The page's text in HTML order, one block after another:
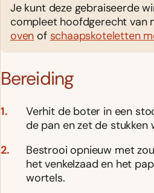
Je kunt deze gebraiseerde
compleet hoofdgerecht van
oven of schaapskoteletten
Bereiding
Verhit de boter in een
de pan en zet de
Bestrooi opnieuw met
het venkelzaad en het
wortels.